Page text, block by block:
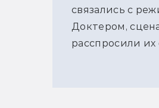
связались с
Доктером,
расспросили